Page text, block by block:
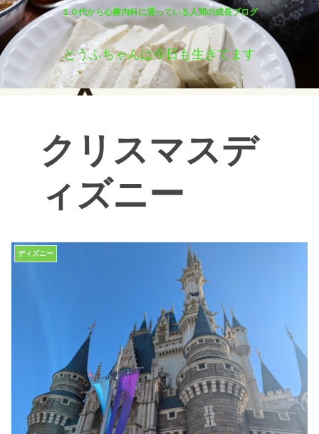
１０代から心療内科に通っている人間の成長ブログ
とうふちゃんは今日も生きてます
クリスマスデ
ィズニー
ディズニー